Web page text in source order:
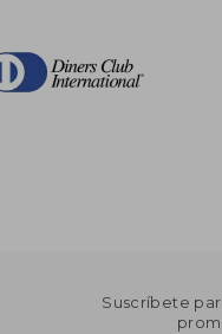
Suscríbete